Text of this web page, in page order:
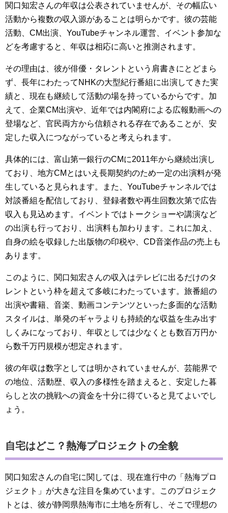
関口知宏さんの年収は公表されていませんが、その幅広い
活動から複数の収入源があることは明らかです。彼の芸能
活動、CM出演、YouTubeチャンネル運営、イベント参加な
どを考慮すると、年収は相応に高いと推測されます。
その理由は、彼が俳優・タレントという肩書きにとどまら
ず、長年にわたってNHKの大型紀行番組に出演してきた実
績と、現在も継続して活動の場を持っているからです。加
えて、企業CM出演や、近年では内閣府による広報動画への
登場など、官民両方から信頼される存在であることが、安
定した収入につながっていると考えられます。
具体的には、富山第一銀行のCMに2011年から継続出演し
ており、地方CMとはいえ長期契約のため一定の出演料が発
生していると見られます。また、YouTubeチャンネルでは
対談番組を配信しており、登録者数や再生回数次第で広告
収入も見込めます。イベントではトークショーや講演など
の出演も行っており、出演料も加わります。これに加え、
自身の絵を収録した出版物の印税や、CD音楽作品の売上も
あります。
このように、関口知宏さんの収入はテレビに出るだけのタ
レントという枠を超えて多岐にわたっています。旅番組の
出演や書籍、音楽、動画コンテンツといった多面的な活動
スタイルは、単発のギャラよりも持続的な収益を生み出す
しくみになっており、年収としては少なくとも数百万円か
ら数千万円規模が想定されます。
彼の年収は数字としては明かされていませんが、芸能界で
の地位、活動歴、収入の多様性を踏まえると、安定した暮
らしと次の挑戦への資金を十分に得ていると見てよいでし
ょう。
自宅はどこ？熱海プロジェクトの全貌
関口知宏さんの自宅に関しては、現在進行中の「熱海プロ
ジェクト」が大きな注目を集めています。このプロジェク
トとは、彼が静岡県熱海市に土地を所有し、そこで理想の